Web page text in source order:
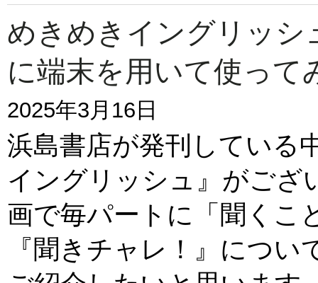
めきめきイングリッシ
に端末を用いて使って
2025年3月16日
浜島書店が発刊している
イングリッシュ』がござ
画で毎パートに「聞くこ
『聞きチャレ！』につ